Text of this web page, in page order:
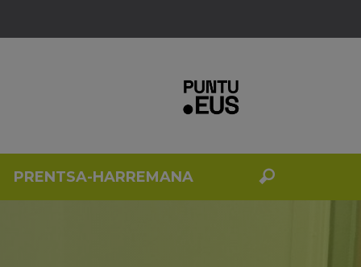
PRENTSA-HARREMANA